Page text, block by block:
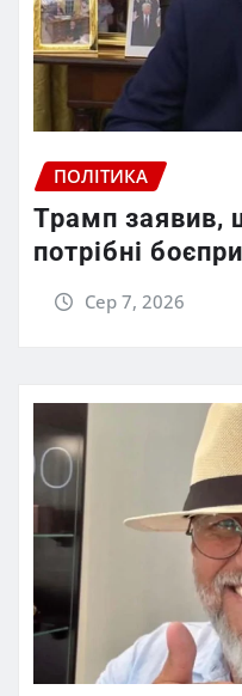
ПОЛІТИКА
Трамп
потрібні
Сер 7, 2026